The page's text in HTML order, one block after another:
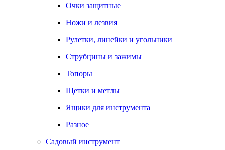
Очки защитные
Ножи и лезвия
Рулетки, линейки и угольники
Струбцины и зажимы
Топоры
Щетки и метлы
Ящики для инструмента
Разное
Садовый инструмент